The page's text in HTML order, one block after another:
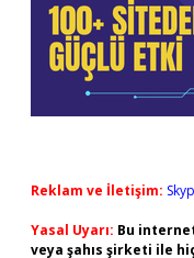
Reklam ve İletişim:
Yasal Uyarı: Bu
veya şahıs şirketi ile